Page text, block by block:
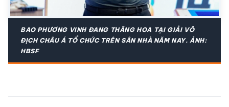
BAO PHƯƠNG VINH ĐANG THĂNG HOA TẠI GIẢI VÔ
ĐỊCH CHÂU Á TỔ CHỨC TRÊN SÂN NHÀ NĂM NAY. ẢNH:
HBSF